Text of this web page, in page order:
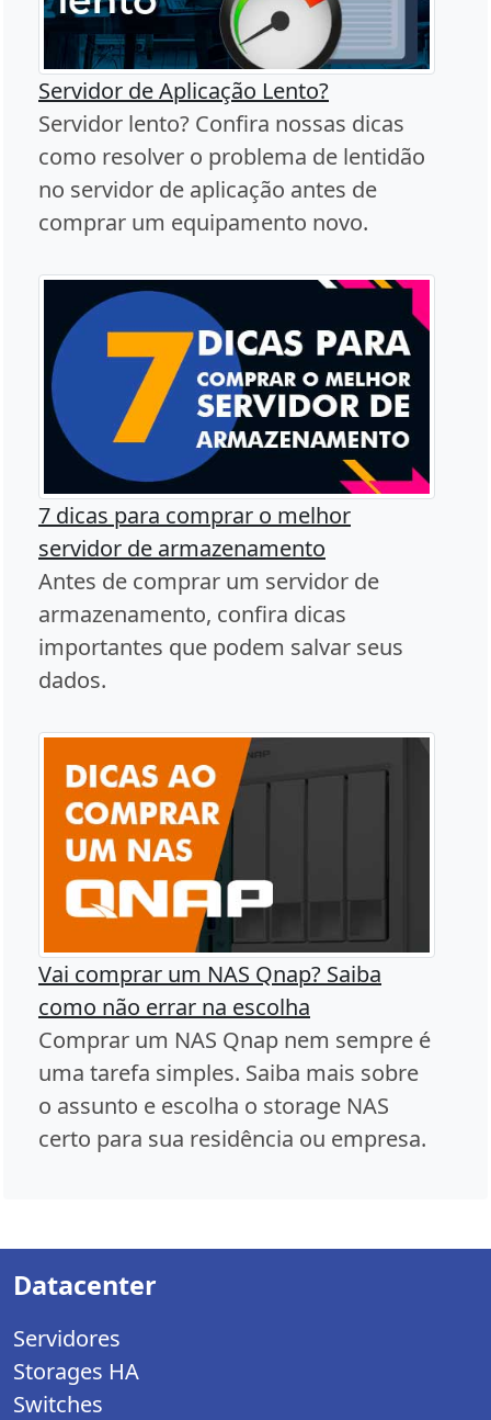
Servidor de Aplicação Lento?
Servidor lento? Confira nossas dicas
como resolver o problema de lentidão
no servidor de aplicação antes de
comprar um equipamento novo.
7 dicas para comprar o melhor
servidor de armazenamento
Antes de comprar um servidor de
armazenamento, confira dicas
importantes que podem salvar seus
dados.
Vai comprar um NAS Qnap? Saiba
como não errar na escolha
Comprar um NAS Qnap nem sempre é
uma tarefa simples. Saiba mais sobre
o assunto e escolha o storage NAS
certo para sua residência ou empresa.
Datacenter
Servidores
Storages HA
Switches